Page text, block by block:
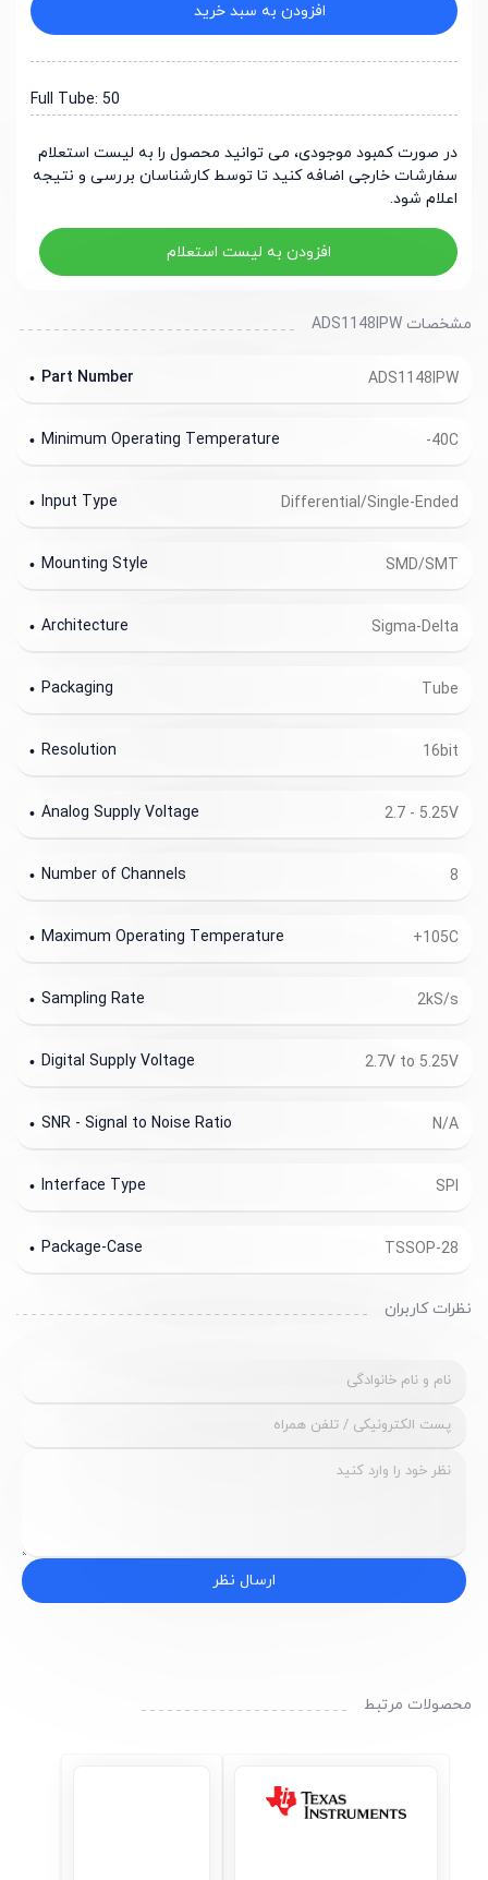
افزودن به سبد خرید
Full Tube: 50
در صورت کمبود موجودی، می توانید محصول را به لیست استعلام
سفارشات خارجی اضافه کنید تا توسط کارشناسان بررسی و نتیجه
اعلام شود.
افزودن به لیست استعلام
مشخصات ADS1148IPW
ADS1148IPW
Part Number
-40C
Minimum Operating Temperature
Differential/Single-Ended
Input Type
SMD/SMT
Mounting Style
Sigma-Delta
Architecture
Tube
Packaging
16bit
Resolution
2.7 - 5.25V
Analog Supply Voltage
8
Number of Channels
+105C
Maximum Operating Temperature
2kS/s
Sampling Rate
2.7V to 5.25V
Digital Supply Voltage
N/A
SNR - Signal to Noise Ratio
SPI
Interface Type
TSSOP-28
Package-Case
نظرات کاربران
ارسال نظر
محصولات مرتبط